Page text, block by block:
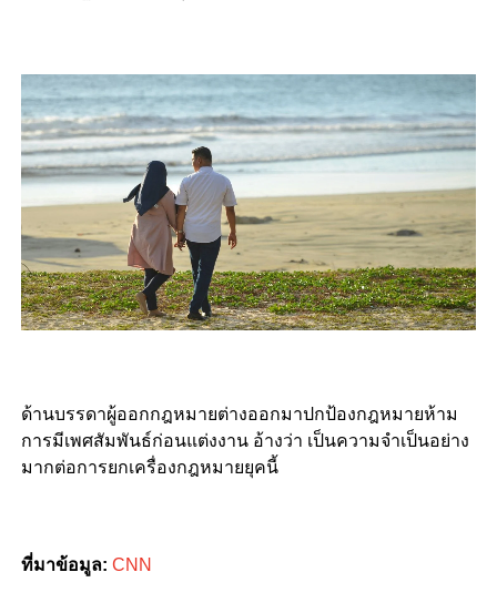
ด้านบรรดาผู้ออกกฎหมายต่างออกมาปกป้องกฎหมายห้าม
การมีเพศสัมพันธ์ก่อนแต่งงาน อ้างว่า เป็นความจำเป็นอย่าง
มากต่อการยกเครื่องกฎหมายยุคนี้
ที่มาข้อมูล: CNN